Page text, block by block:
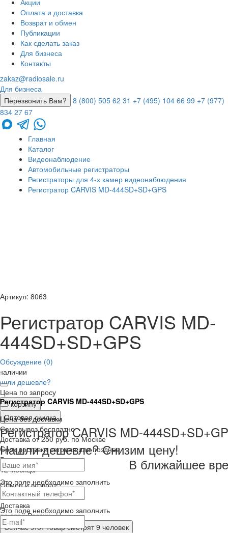
Акции
Оплата и доставка
Возврат и обмен
Публикации
Как сделать заказ
Для бизнеса
Контакты
zakaz@radiosale.ru
Для бизнеса
Перезвонить Вам?
8 (800) 505 62 31 +7 (495) 104 66 99 +7 (977)
834 27 67
Главная
Каталог
Видеонаблюдение
Автомобильные регистраторы
Регистраторы для 4-х камер видеонаблюдения
Регистратор CARVIS MD-444SD+SD+GPS
Артикул: 8063
Регистратор CARVIS MD-
444SD+SD+GPS
Обсуждение (0)
Регистратор CARVIS MD-444SD+SD+GPS
Цена без доставки
Регистратор CARVIS MD-
Нашли дешевле? Снизим цену!
Это поле необходимо заполнить
Это поле необходимо заполнить
дешевле?
В ближайшее
Цена по запросу
В корзину
Оптовая скидка
Самовывоз бесплатно
Доставка от 250 руб. по Москве
Cрок доставки сегодня или позднее
Гарантия
12 месяца
Обмен и возврат
2 недели
Доставка
по всей России
Сейчас этот товарсмотрят 9 человек